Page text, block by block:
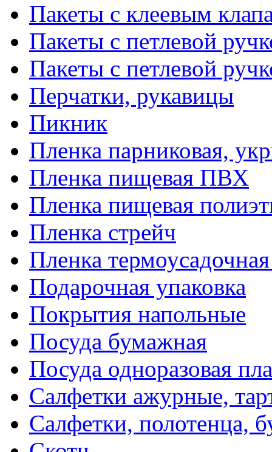
Пакеты с клеевым
Пакеты с петлевой
Пакеты с петлевой
Перчатки, рукавицы
Пикник
Пленка парниковая,
Пленка пищевая ПВХ
Пленка пищевая
Пленка стрейч
Пленка
Подарочная упаковка
Покрытия напольные
Посуда бумажная
Посуда одноразовая
Салфетки ажурные,
Салфетки, полотенца,